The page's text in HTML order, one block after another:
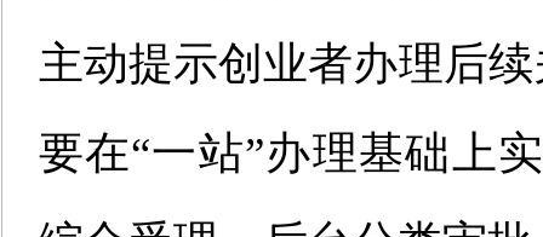
主动提示创业者办理后
要在“一站”办理基础上